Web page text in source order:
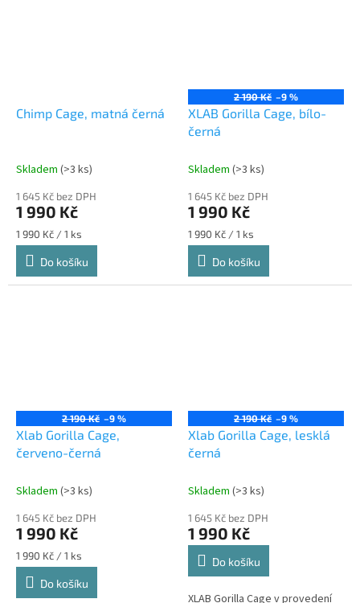
Chimp Cage, matná černá
Skladem (>3 ks)
1 645 Kč bez DPH
1 990 Kč
Měrná
cena:
1 990 Kč / 1 ks
Do košíku
2 190 Kč –9 %
XLAB Gorilla Cage, bílo-
černá
Skladem (>3 ks)
1 645 Kč bez DPH
1 990 Kč
Měrná
cena:
1 990 Kč / 1 ks
Do košíku
2 190 Kč –9 %
Xlab Gorilla Cage,
červeno-černá
Skladem (>3 ks)
1 645 Kč bez DPH
1 990 Kč
Měrná
cena:
1 990 Kč / 1 ks
Do košíku
2 190 Kč –9 %
Xlab Gorilla Cage, lesklá
černá
Skladem (>3 ks)
1 645 Kč bez DPH
1 990 Kč
Do košíku
XLAB Gorilla Cage v provedení